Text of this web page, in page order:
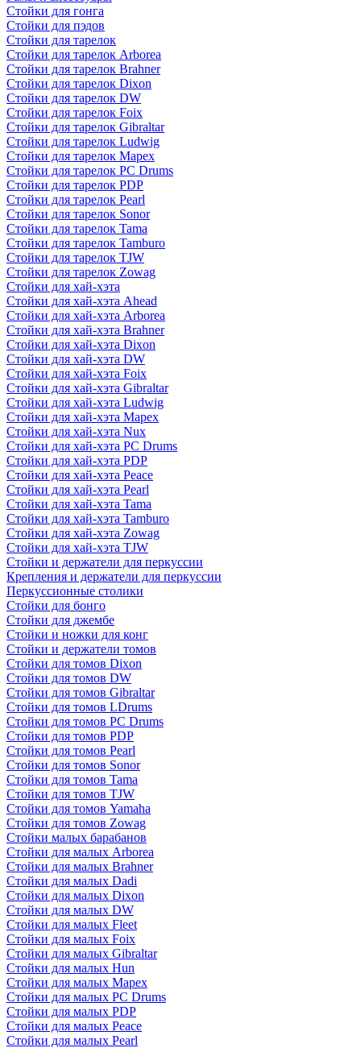
Стойки для гонга
Стойки для пэдов
Стойки для тарелок
Стойки для тарелок Arborea
Стойки для тарелок Brahner
Стойки для тарелок Dixon
Стойки для тарелок DW
Стойки для тарелок Foix
Стойки для тарелок Gibraltar
Стойки для тарелок Ludwig
Стойки для тарелок Mapex
Стойки для тарелок PC Drums
Стойки для тарелок PDP
Стойки для тарелок Pearl
Стойки для тарелок Sonor
Стойки для тарелок Tama
Стойки для тарелок Tamburo
Стойки для тарелок TJW
Стойки для тарелок Zowag
Стойки для хай-хэта
Стойки для хай-хэта Ahead
Стойки для хай-хэта Arborea
Стойки для хай-хэта Brahner
Стойки для хай-хэта Dixon
Стойки для хай-хэта DW
Стойки для хай-хэта Foix
Стойки для хай-хэта Gibraltar
Стойки для хай-хэта Ludwig
Стойки для хай-хэта Mapex
Стойки для хай-хэта Nux
Стойки для хай-хэта PC Drums
Стойки для хай-хэта PDP
Стойки для хай-хэта Peace
Стойки для хай-хэта Pearl
Стойки для хай-хэта Tama
Стойки для хай-хэта Tamburo
Стойки для хай-хэта Zowag
Стойки для хай-хэта TJW
Стойки и держатели для перкуссии
Крепления и держатели для перкуссии
Перкуссионные столики
Стойки для бонго
Стойки для джембе
Стойки и ножки для конг
Стойки и держатели томов
Стойки для томов Dixon
Стойки для томов DW
Стойки для томов Gibraltar
Стойки для томов LDrums
Стойки для томов PC Drums
Стойки для томов PDP
Стойки для томов Pearl
Стойки для томов Sonor
Стойки для томов Tama
Стойки для томов TJW
Стойки для томов Yamaha
Стойки для томов Zowag
Стойки малых барабанов
Стойки для малых Arborea
Стойки для малых Brahner
Стойки для малых Dadi
Стойки для малых Dixon
Стойки для малых DW
Стойки для малых Fleet
Стойки для малых Foix
Стойки для малых Gibraltar
Стойки для малых Hun
Стойки для малых Mapex
Стойки для малых PC Drums
Стойки для малых PDP
Стойки для малых Peace
Стойки для малых Pearl